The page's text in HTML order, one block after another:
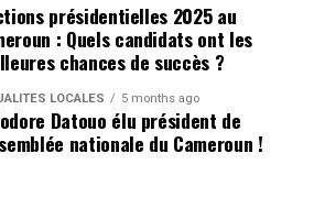
que toute la lumière
des fonds et leur destination.
à attendre les éléments
avant de tirer des conclusions.
Lorsqu’une affaire implique
de FCFA, les accusations
présidentielles 2025 au
: Quels candidats ont les
chances de succès ?
LOCALES 5 months ago
Datouo élu président de
nationale du Cameroun !